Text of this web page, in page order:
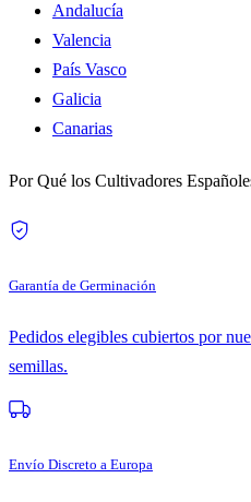
Andalucía
Valencia
País Vasco
Galicia
Canarias
Por Qué los Cultivadores
Garantía de Germinación
Pedidos elegibles cubiertos por
semillas.
Envío Discreto a Europa